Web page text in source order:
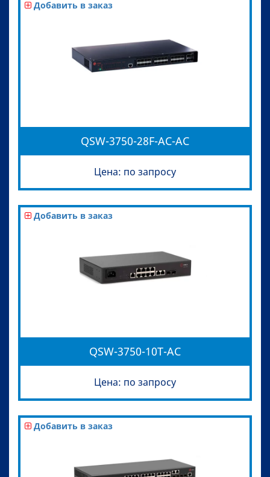
Добавить в заказ
QSW-3750-28F-AC-AC
Цена: по запросу
Добавить в заказ
QSW-3750-10T-AC
Цена: по запросу
Добавить в заказ